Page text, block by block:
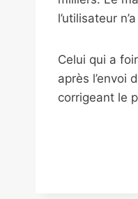
l’utilisateur
Celui qui a
après l’envoi
corrigeant le